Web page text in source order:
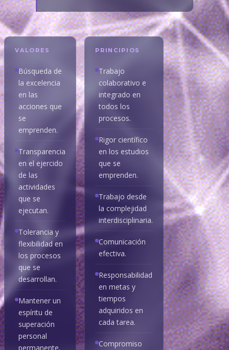
VALORES
Búsqueda de
la excelencia
en las
acciones que
se
emprenden.
Transparencia
en el ejercido
de las
actividades
que se
ejecutan.
Tolerancia y
flexibilidad en
los procesos
que se
desarrollan.
Mantener un
espíritu de
superación
personal
permanente.
PRINCIPIOS
Trabajo
colaborativo e
integrado en
todos los
procesos.
Rigor científico
en los estudios
que se
emprenden.
Trabajo desde
la complejidad
interdisciplinaria.
Comunicación
efectiva.
Responsabilidad
en metas y
tiempos
adquiridos en
cada tarea.
Compromiso